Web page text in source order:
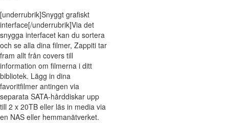
[underrubrik]Snyggt grafiskt
interface[/underrubrik]Via det
snygga interfacet kan du sortera
och se alla dina filmer, Zappiti tar
fram allt från covers till
information om filmerna i ditt
bibliotek. Lägg in dina
favoritfilmer antingen via
separata SATA-hårddiskar upp
till 2 x 20TB eller läs in media via
en NAS eller hemmanätverket.